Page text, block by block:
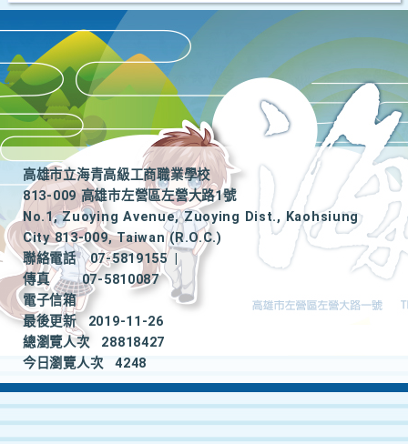
高雄市立海青高級工商職業學校
813-009 高雄市左營區左營大路1號
No.1, Zuoying Avenue, Zuoying Dist., Kaohsiung
City 813-009, Taiwan (R.O.C.)
聯絡電話
07-5819155
|
傳真
07-5810087
電子信箱
最後更新
2019-11-26
總瀏覽人次
28818427
今日瀏覽人次
4248